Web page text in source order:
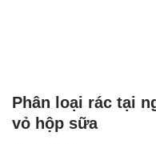
Phân loại rác tại
vỏ hộp sữa